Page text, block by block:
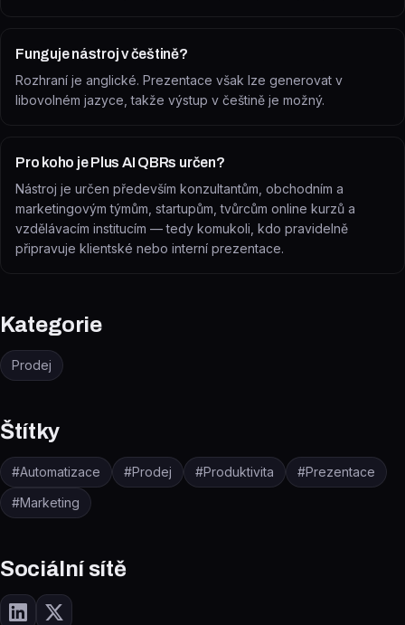
Funguje nástroj v češtině?
Rozhraní je anglické. Prezentace však lze generovat v
libovolném jazyce, takže výstup v češtině je možný.
Pro koho je Plus AI QBRs určen?
Nástroj je určen především konzultantům, obchodním a
marketingovým týmům, startupům, tvůrcům online kurzů a
vzdělávacím institucím — tedy komukoli, kdo pravidelně
připravuje klientské nebo interní prezentace.
Kategorie
Prodej
Štítky
#Automatizace #Prodej #Produktivita #Prezentace
#Marketing
Sociální sítě